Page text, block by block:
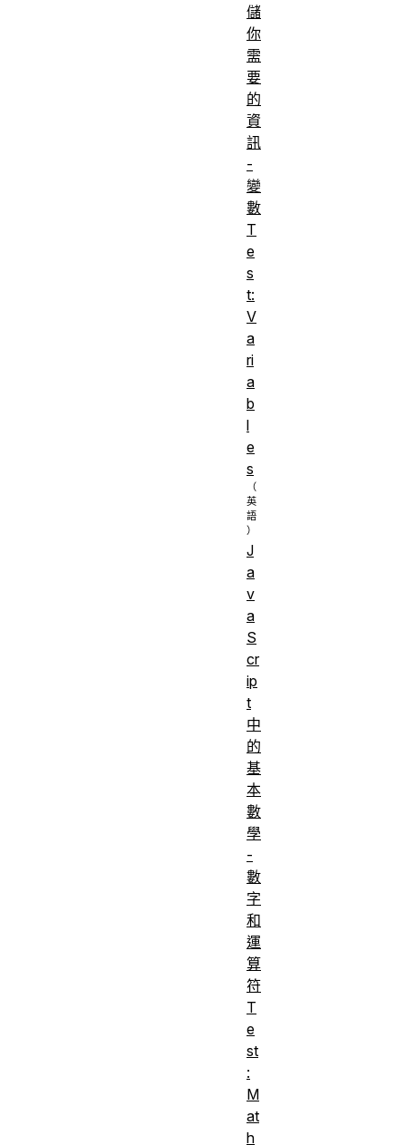
旨：
儲
你
需
要
的
資
訊
-
變
數
T
e
s
t:
V
a
ri
a
b
l
e
s
J
a
v
a
S
cr
ip
t
中
的
基
本
數
學
-
數
字
和
運
算
符
T
e
st
:
M
at
h